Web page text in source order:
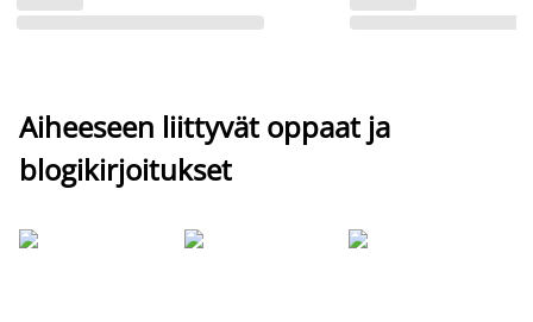
Aiheeseen liittyvät oppaat ja
blogikirjoitukset